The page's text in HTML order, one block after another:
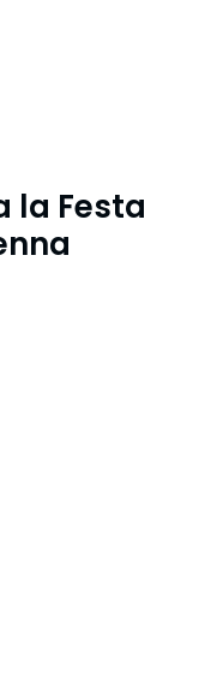
la Festa